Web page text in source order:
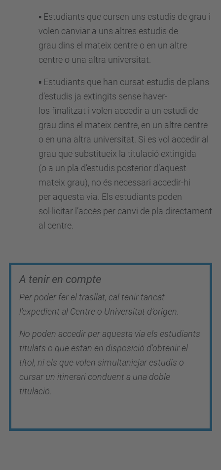
▪ Estudiants que cursen uns estudis de grau i
volen canviar a uns altres estudis de
grau dins el mateix centre o en un altre
centre o una altra universitat.
▪ Estudiants que han cursat estudis de plans
d’estudis ja extingits sense haver-
los finalitzat i volen accedir a un estudi de
grau dins el mateix centre, en un altre centre
o en una altra universitat. Si es vol accedir al
grau que substitueix la titulació extingida
(o a un pla d’estudis posterior d’aquest
mateix grau), no és necessari accedir-hi
per aquesta via. Els estudiants poden
sol·licitar l’accés per canvi de pla directament
al centre.
A tenir en compte
Per poder fer el trasllat, cal tenir tancat
l'expedient al Centre o Universitat d'origen.
No poden accedir per aquesta via els estudiants
titulats o que estan en disposició d'obtenir el
títol, ni els que volen simultaniejar estudis o
cursar un itinerari conduent a una doble
titulació.